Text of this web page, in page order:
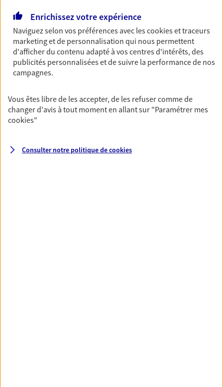
Gagnez en simplicité et en sérénité avec votre
assurance multirisque entreprise. Un contrat
unique pour protéger vos locaux, matériels pro,
équipements et stocks… sans oublier votre
responsabilité civile.
DEMANDER UN DEVIS
Enrichissez votre expérience
Naviguez selon vos préférences avec lescookies et traceurs
marketing et de personnalisation qui nous permettent
d'afficher du contenu adapté à vos centres d'intérêts, des
publicités personnalisées et de suivre la performance de nos
campagnes.
Vous êtes libre de les accepter, de les refuser comme de
changer d'avis à tout moment en allant sur "Paramétrer mes
cookies"
Consulter notre politique decookies